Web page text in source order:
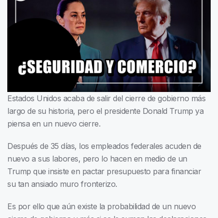
Estados Unidos acaba de salir del cierre de gobierno más
largo de su historia, pero el presidente Donald Trump ya
piensa en un nuevo cierre.
Después de 35 días, los empleados federales acuden de
nuevo a sus labores, pero lo hacen en medio de un
Trump que insiste en pactar presupuesto para financiar
su tan ansiado muro fronterizo.
Es por ello que aún existe la probabilidad de un nuevo